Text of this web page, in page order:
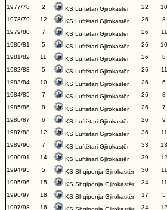
1977/78
2 KS Luftëtari Gjirokastër 22 10
1978/79
12 KS Luftëtari Gjirokastër 26 8
1979/80
7 KS Luftëtari Gjirokastër 26 11
1980/81
5 KS Luftëtari Gjirokastër 26 10
1981/82
11 KS Luftëtari Gjirokastër 26 8
1982/83
5 KS Luftëtari Gjirokastër 26 11
1983/84
10 KS Luftëtari Gjirokastër 26 6
1984/85
7 KS Luftëtari Gjirokastër 26 8
1985/86
8 KS Luftëtari Gjirokastër 26 7
1986/87
6 KS Luftëtari Gjirokastër 26 9
1987/88
12 KS Luftëtari Gjirokastër 36 11
1989/90
7 KS Luftëtari Gjirokastër 33 13
1990/91
14 KS Luftëtari Gjirokastër 39 12
1994/95
5 KS Shqiponja Gjirokastër 30 11
1995/96
15 KS Shqiponja Gjirokastër 34 11
1996/97
18 KS Shqiponja Gjirokastër 17 5
1997/98
16 34 12